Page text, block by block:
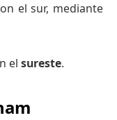
el sur, mediante
el sureste.